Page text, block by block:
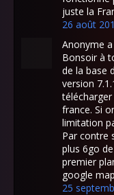
juste la
26 août
Anonyme
Bonsoir à
de la base
version
france. Si
limitation
Par contre
plus 6go
premier
google
25